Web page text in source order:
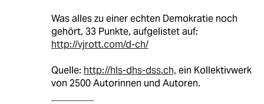
Was alles zu einer echten Demokratie noch
gehört, 33 Punkte, aufgelistet auf:
http://vjrott.com/d-ch/
Quelle: http://hls-dhs-dss.ch, ein Kollektivwerk
von 2500 Autorinnen und Autoren.